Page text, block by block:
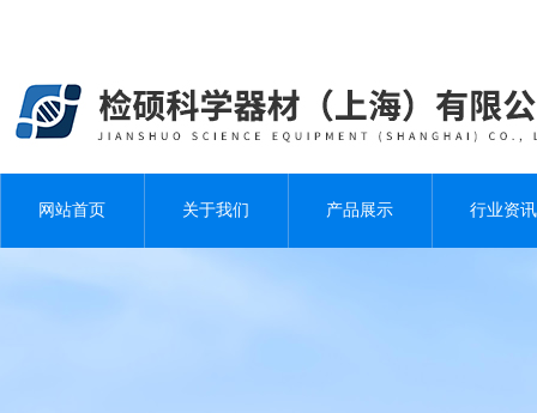
网站首页 关于我们 产品展示 行业资讯